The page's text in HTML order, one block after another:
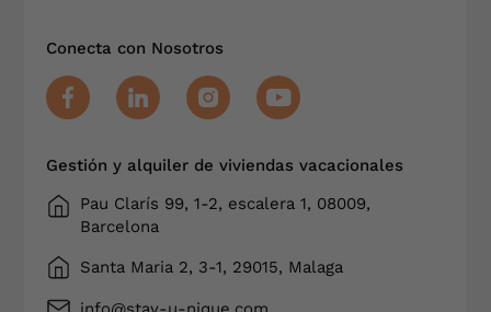
Conecta con Nosotros
Gestión y alquiler de viviendas vacacionales
Pau Clarís 99, 1-2, escalera 1, 08009,
Barcelona
Santa Maria 2, 3-1, 29015, Malaga